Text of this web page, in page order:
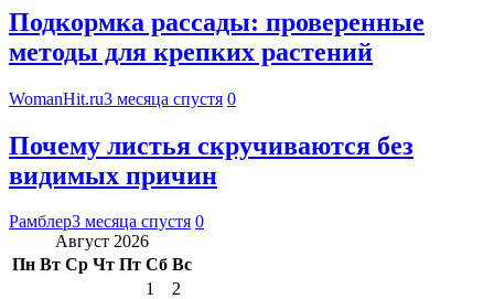
Подкормка рассады: проверенные
методы для крепких растений
WomanHit.ru3 месяца спустя 0
Почему листья скручиваются без
видимых причин
Рамблер3 месяца спустя 0
Август 2026
Пн Вт Ср Чт Пт Сб Вс
1
2